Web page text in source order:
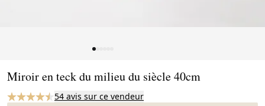
Miroir en teck du milieu du siècle 40cm
54 avis sur ce vendeur